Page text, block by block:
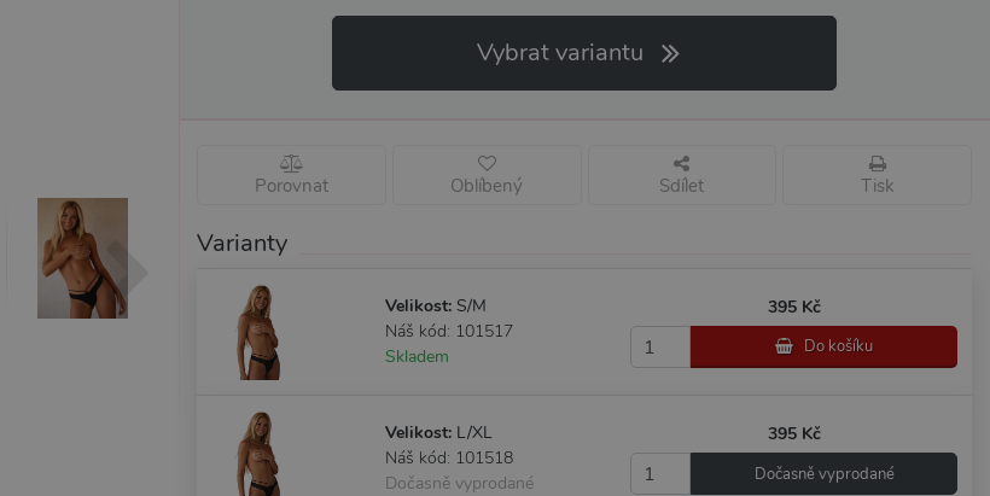
Vybrat variantu
Porovnat Oblíbený Sdílet Tisk
Varianty
Velikost: S/M
Náš kód: 101517
Skladem
395 Kč
Do košíku
Velikost: L/XL
Náš kód: 101518
Dočasně vyprodané
395 Kč
Dočasně vyprodané